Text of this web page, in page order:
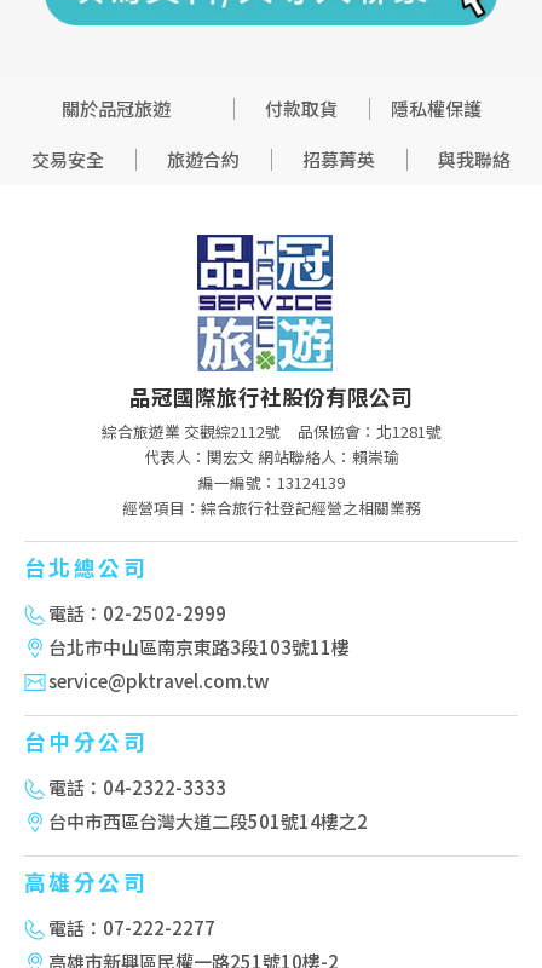
關於品冠旅遊 付款取貨
隱私權保護
交易安全
旅遊合約 招募菁英 與我聯絡
品冠國際旅行社股份有限公司
綜合旅遊業 交觀綜2112號
品保協會：北1281號
代表人：関宏文 網站聯絡人：賴崇瑜
編一編號：13124139
經營項目：綜合旅行社登記經營之相關業務
台北總公司
電話：02-2502-2999
台北市中山區南京東路3段103號11樓
service@pktravel.com.tw
台中分公司
電話：04-2322-3333
台中市西區台灣大道二段501號14樓之2
高雄分公司
電話：07-222-2277
高雄市新興區民權一路251號10樓-2